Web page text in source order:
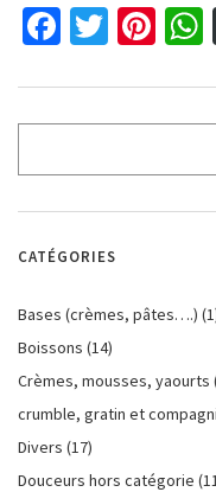
Facebook
CATÉGORIES
Bases (crèmes, pâtes….)
Boissons (14)
Crèmes, mousses, yaourts
crumble, gratin et
Divers (17)
Douceurs hors catégorie